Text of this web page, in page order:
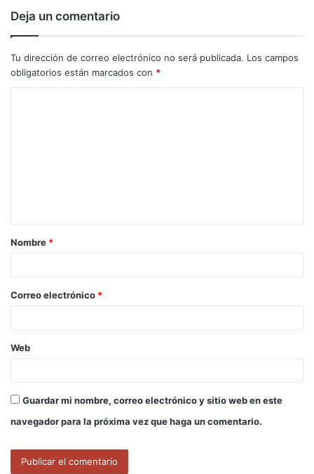
Deja un comentario
Tu dirección de correo electrónico no será publicada. Los campos
obligatorios están marcados con *
a
r
*
Nombre *
Correo electrónico *
Web
Guardar mi nombre, correo electrónico y sitio web en este
navegador para la próxima vez que haga un comentario.